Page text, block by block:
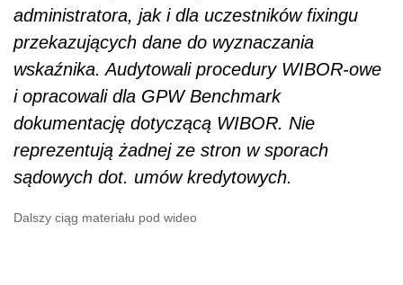
administratora, jak i dla uczestników fixingu
przekazujących dane do wyznaczania
wskaźnika. Audytowali procedury WIBOR-owe
i opracowali dla GPW Benchmark
dokumentację dotyczącą WIBOR. Nie
reprezentują żadnej ze stron w sporach
sądowych dot. umów kredytowych.
Dalszy ciąg materiału pod wideo